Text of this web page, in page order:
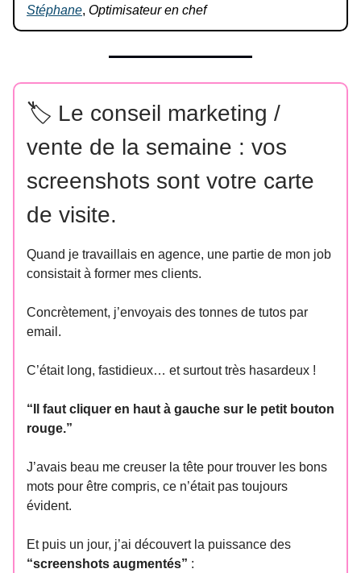
Stéphane, Optimisateur en chef
🏷️ Le conseil marketing /
vente de la semaine : vos
screenshots sont votre carte
de visite.
Quand je travaillais en agence, une partie de mon job
consistait à former mes clients.
Concrètement, j’envoyais des tonnes de tutos par
email.
C’était long, fastidieux… et surtout très hasardeux !
“Il faut cliquer en haut à gauche sur le petit bouton
rouge.”
J’avais beau me creuser la tête pour trouver les bons
mots pour être compris, ce n’était pas toujours
évident.
Et puis un jour, j’ai découvert la puissance des
“screenshots augmentés” :